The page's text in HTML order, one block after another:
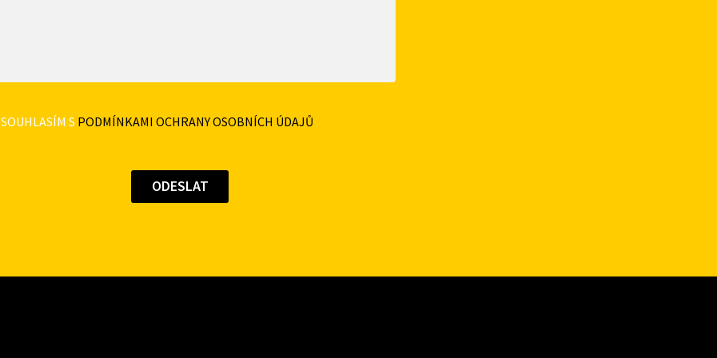
SOUHLASÍM S PODMÍNKAMI OCHRANY OSOBNÍCH ÚDAJŮ